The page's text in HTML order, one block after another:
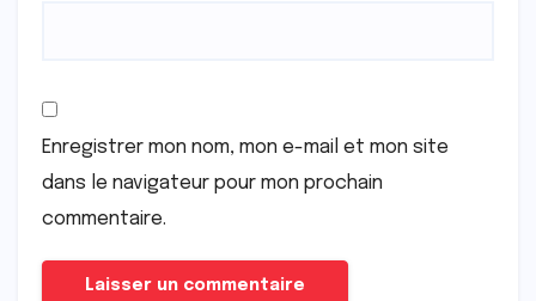
Enregistrer mon nom, mon e-mail et mon site
dans le navigateur pour mon prochain
commentaire.